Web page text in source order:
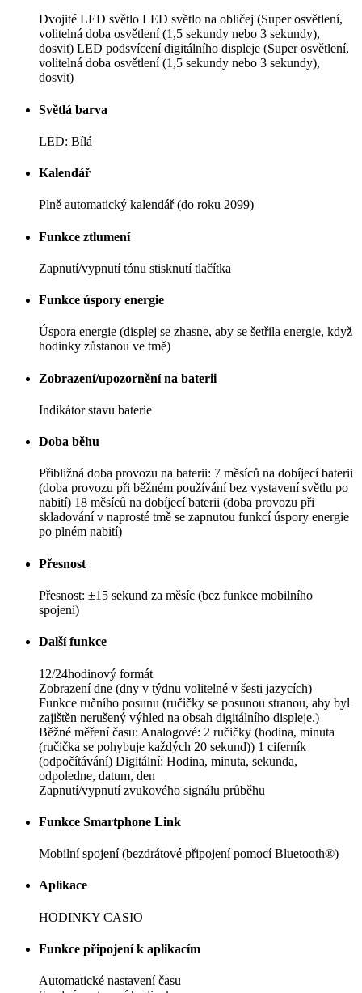
Dvojité LED světlo LED světlo na obličej (Super osvětlení,
volitelná doba osvětlení (1,5 sekundy nebo 3 sekundy),
dosvit) LED podsvícení digitálního displeje (Super osvětlení,
volitelná doba osvětlení (1,5 sekundy nebo 3 sekundy),
dosvit)
Světlá barva
LED: Bílá
Kalendář
Plně automatický kalendář (do roku 2099)
Funkce ztlumení
Zapnutí/vypnutí tónu stisknutí tlačítka
Funkce úspory energie
Úspora energie (displej se zhasne, aby se šetřila energie, když
hodinky zůstanou ve tmě)
Zobrazení/upozornění na baterii
Indikátor stavu baterie
Doba běhu
Přibližná doba provozu na baterii: 7 měsíců na dobíjecí baterii
(doba provozu při běžném používání bez vystavení světlu po
nabití) 18 měsíců na dobíjecí baterii (doba provozu při
skladování v naprosté tmě se zapnutou funkcí úspory energie
po plném nabití)
Přesnost
Přesnost: ±15 sekund za měsíc (bez funkce mobilního
spojení)
Další funkce
12/24hodinový formát
Zobrazení dne (dny v týdnu volitelné v šesti jazycích)
Funkce ručního posunu (ručičky se posunou stranou, aby byl
zajištěn nerušený výhled na obsah digitálního displeje.)
Běžné měření času: Analogové: 2 ručičky (hodina, minuta
(ručička se pohybuje každých 20 sekund)) 1 ciferník
(odpočítávání) Digitální: Hodina, minuta, sekunda,
odpoledne, datum, den
Zapnutí/vypnutí zvukového signálu průběhu
Funkce Smartphone Link
Mobilní spojení (bezdrátové připojení pomocí Bluetooth®)
Aplikace
HODINKY CASIO
Funkce připojení k aplikacím
Automatické nastavení času